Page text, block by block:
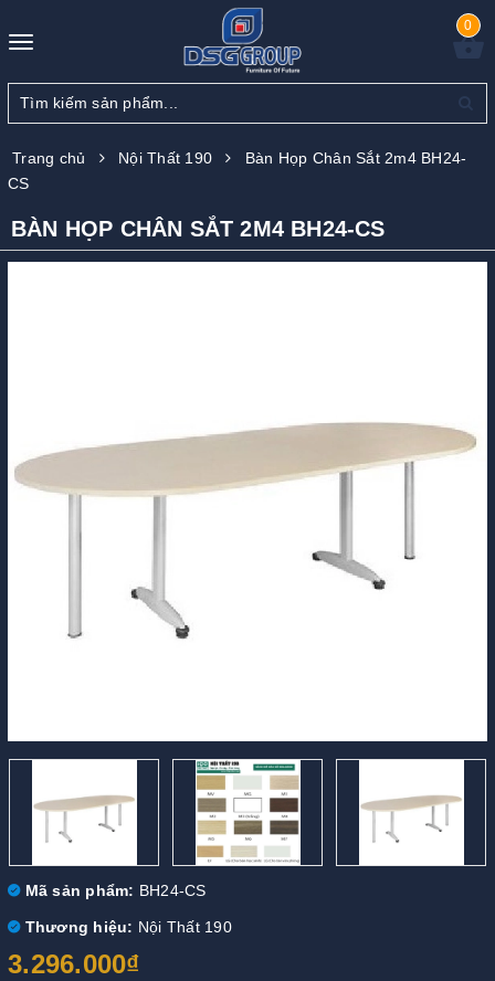
Toggle
0
Trang chủ Nội Thất 190
Bàn Họp Chân Sắt 2m4 BH24-
CS
BÀN HỌP CHÂN SẮT 2M4 BH24-CS
Mã sản phẩm: BH24-CS
Thương hiệu: Nội Thất 190
3.296.000₫